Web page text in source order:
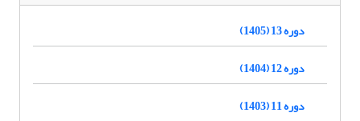
دوره 13 (1405)
دوره 12 (1404)
دوره 11 (1403)